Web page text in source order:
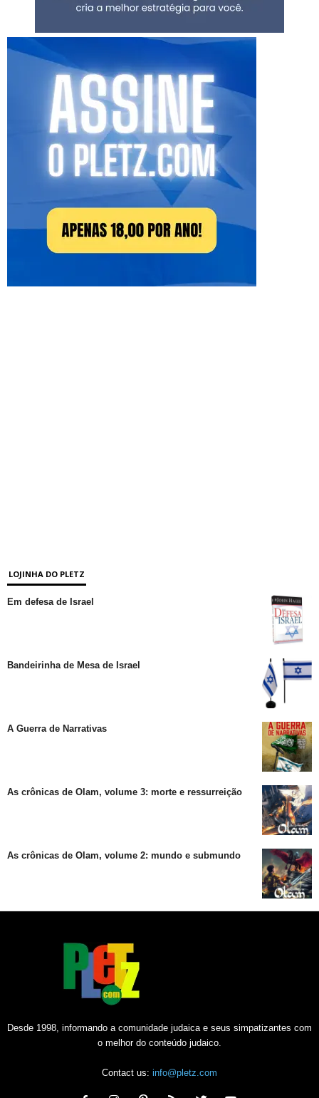
LOJINHA DO PLETZ
Em defesa de Israel
Bandeirinha de Mesa de Israel
A Guerra de Narrativas
As crônicas de Olam, volume 3: morte e ressurreição
As crônicas de Olam, volume 2: mundo e submundo
Desde 1998, informando a comunidade judaica e seus simpatizantes com
o melhor do conteúdo judaico.
Contact us: info@pletz.com